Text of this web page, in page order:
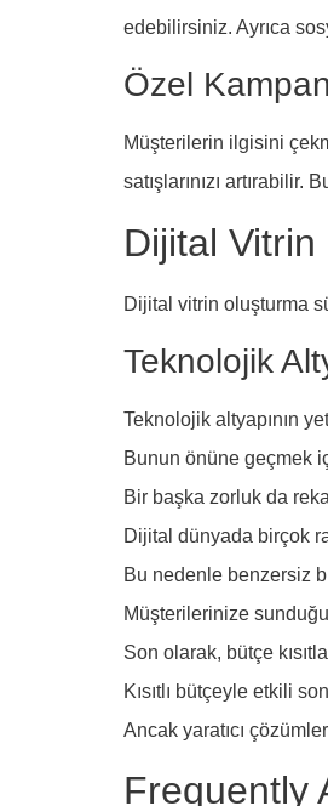
edebilirsiniz. Ayrıca
Özel
Müşterilerin ilgisini
satışlarınızı
Dijital Vitrin
Dijital vitrin oluşturma
Teknolojik
Teknolojik altyapının
Bunun önüne geçmek
Bir başka zorluk da
Dijital dünyada birçok
Bu nedenle benzersiz
Müşterilerinize
Son olarak, bütçe
Kısıtlı bütçeyle etkili
Ancak yaratıcı
Frequently